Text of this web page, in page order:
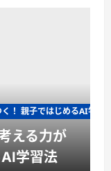
！ 親子ではじめるAI学習
える力が
学習法